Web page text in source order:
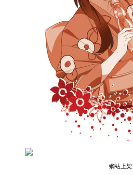
網站上